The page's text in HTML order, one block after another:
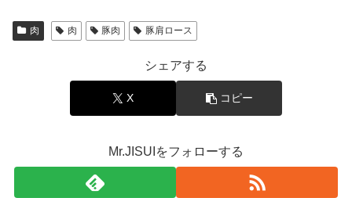
肉 肉 豚肉 豚肩ロース
シェアする
X コピー
Mr.JISUIをフォローする